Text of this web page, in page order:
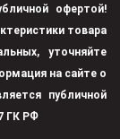
офертой!
товара
уточняйте
на сайте о
публичной
ГК РФ